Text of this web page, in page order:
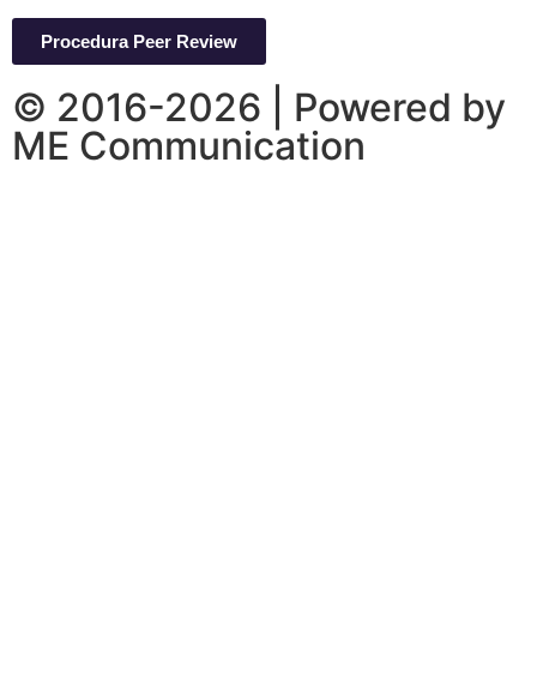
Procedura Peer Review
© 2016-2026 | Powered by
ME Communication